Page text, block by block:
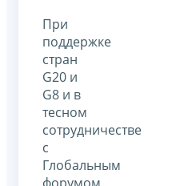
При
поддержке
стран
G20 и
G8 и в
тесном
сотрудничестве
с
Глобальным
форумом,